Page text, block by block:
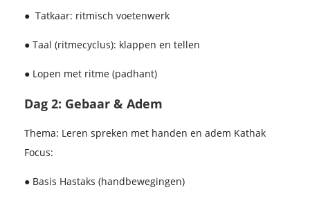
● Tatkaar: ritmisch voetenwerk
● Taal (ritmecyclus): klappen en tellen
● Lopen met ritme (padhant)
Dag 2: Gebaar & Adem
Thema: Leren spreken met handen en adem Kathak
Focus:
● Basis Hastaks (handbewegingen)